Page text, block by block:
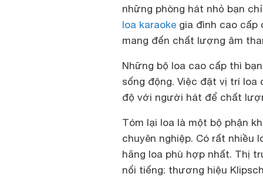
những phòng hát nhỏ bạn
loa karaoke gia đình cao cấp
mang đến chất lượng âm
Những bộ loa cao cấp thì
sống động. Việc đặt vị trí loa
độ với người hát để chất
Tóm lại loa là một bộ phận
chuyên nghiệp. Có rất nhiều
hãng loa phù hợp nhất. Thị
nổi tiếng: thương hiệu